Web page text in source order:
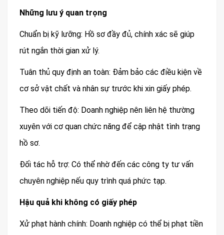
Những lưu ý quan trọng
Chuẩn bị kỹ lưỡng: Hồ sơ đầy đủ, chính xác sẽ giúp
rút ngắn thời gian xử lý.
Tuân thủ quy định an toàn: Đảm bảo các điều kiện về
cơ sở vật chất và nhân sự trước khi xin giấy phép.
Theo dõi tiến độ: Doanh nghiệp nên liên hệ thường
xuyên với cơ quan chức năng để cập nhật tình trạng
hồ sơ.
Đối tác hỗ trợ: Có thể nhờ đến các công ty tư vấn
chuyên nghiệp nếu quy trình quá phức tạp.
Hậu quả khi không có giấy phép
Xử phạt hành chính: Doanh nghiệp có thể bị phạt tiền